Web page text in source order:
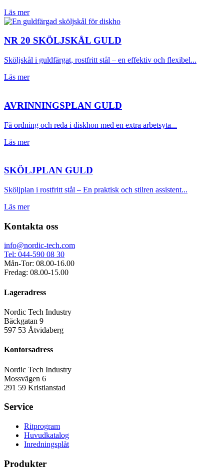
Läs mer
NR 20 SKÖLJSKÅL GULD
Sköljskål i guldfärgat, rostfritt stål – en effektiv och flexibel...
Läs mer
AVRINNINGSPLAN GULD
Få ordning och reda i diskhon med en extra arbetsyta...
Läs mer
SKÖLJPLAN GULD
Sköljplan i rostfritt stål – En praktisk och stilren assistent...
Läs mer
Kontakta oss
info@nordic-tech.com
Tel: 044-590 08 30
Mån-Tor: 08.00-16.00
Fredag: 08.00-15.00
Lageradress
Nordic Tech Industry
Bäckgatan 9
597 53 Åtvidaberg
Kontorsadress
Nordic Tech Industry
Mossvägen 6
291 59 Kristianstad
Service
Ritprogram
Huvudkatalog
Inredningsplåt
Produkter